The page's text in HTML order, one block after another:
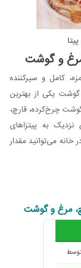
مرغ و گوشت
کامل و سیرکننده
یکی از بهترین
چرخ‌کرده، قارچ،
نزدیک به پیتزاهای
خانه می‌توانید مقدار
مرغ و گوشت